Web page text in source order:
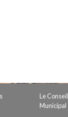
Le Conseil
Municipal